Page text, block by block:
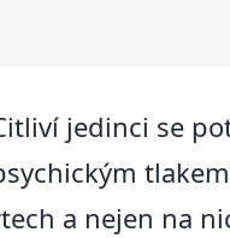
jedinci se
a nejen na